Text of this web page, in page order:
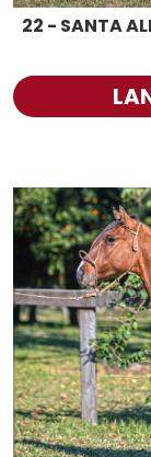
22 - SANTA